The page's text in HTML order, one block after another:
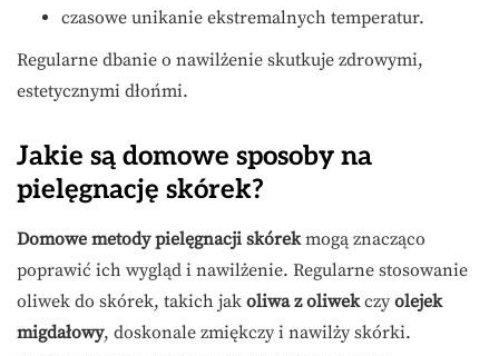
czasowe unikanie ekstremalnych temperatur.
Regularne dbanie o nawilżenie skutkuje zdrowymi,
estetycznymi dłońmi.
Jakie są domowe sposoby na
pielęgnację skórek?
Domowe metody pielęgnacji skórekmogą znacząco
poprawić ich wygląd i nawilżenie. Regularne stosowanie
oliwek do skórek, takich jak oliwa z oliwekczy olejek
migdałowy, doskonale zmiękczy i nawilży skórki.